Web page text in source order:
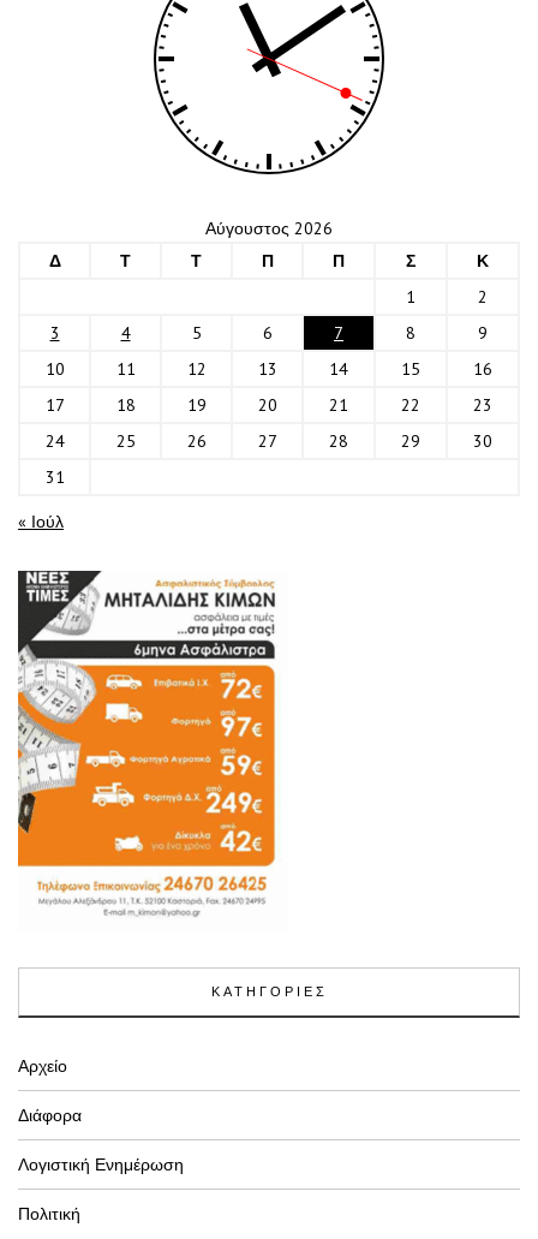
Αύγουστος 2026
Δ
Τ Τ Π Π Σ
Κ
1
2
3
4 5 6 7 8
9
10
11 12 13 14 15
16
17
18 19 20 21 22
23
24
25 26 27 28 29
30
31
« Ιούλ
ΚΑΤΗΓΟΡΙΕΣ
Αρχείο
Διάφορα
Λογιστική Ενημέρωση
Πολιτική